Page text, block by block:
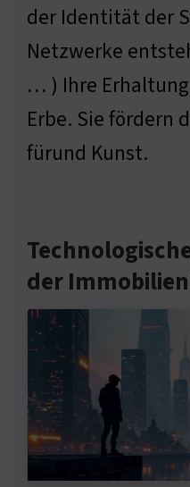
der Identität der
Netzwerke
… ) Ihre
Erbe. Sie fördern
fürund Kunst.
der